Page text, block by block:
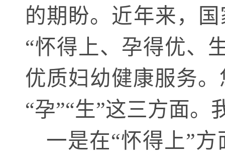
的期盼。近年来，
“怀得上、孕得优、
优质妇幼健康服务
“孕”“生”这三方面
一是在“怀得上”